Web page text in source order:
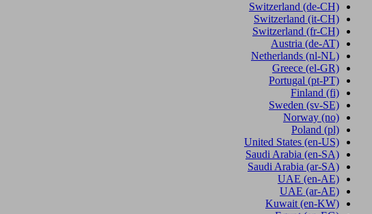
Switzerland (de-CH)
Switzerland (it-CH)
Switzerland (fr-CH)
Austria (de-AT)
Netherlands (nl-NL)
Greece (el-GR)
Portugal (pt-PT)
Finland (fi)
Sweden (sv-SE)
Norway (no)
Poland (pl)
United States (en-US)
Saudi Arabia (en-SA)
Saudi Arabia (ar-SA)
UAE (en-AE)
UAE (ar-AE)
Kuwait (en-KW)